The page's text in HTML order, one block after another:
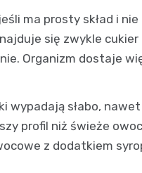
ma prosty skład i
się zwykle
Organizm dostaje
słabo, nawet
profil niż świeże
z dodatkiem